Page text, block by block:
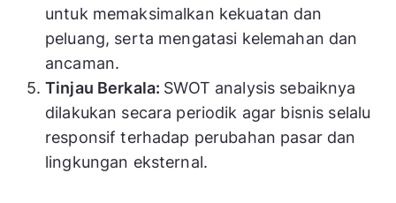
untuk memaksimalkan kekuatan dan
peluang, serta mengatasi kelemahan dan
ancaman.
Tinjau Berkala: SWOT analysis sebaiknya
dilakukan secara periodik agar bisnis selalu
responsif terhadap perubahan pasar dan
lingkungan eksternal.